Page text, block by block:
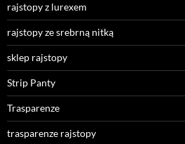
rajstopy z lurexem
rajstopy ze srebrną nitką
sklep rajstopy
Strip Panty
Trasparenze
trasparenze rajstopy